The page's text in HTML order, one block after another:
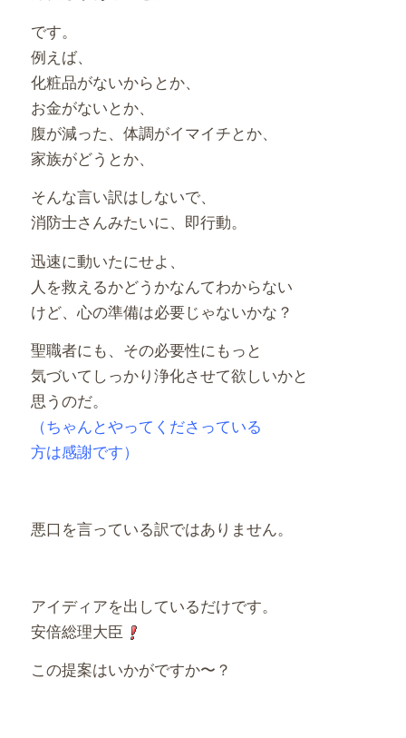
です。
例えば、
化粧品がないからとか、
お金がないとか、
腹が減った、体調がイマイチとか、
家族がどうとか、
そんな言い訳はしないで、
消防士さんみたいに、即行動。
迅速に動いたにせよ、
人を救えるかどうかなんてわからない
けど、心の準備は必要じゃないかな？
聖職者にも、その必要性にもっと
気づいてしっかり浄化させて欲しいかと
思うのだ。
（ちゃんとやってくださっている
方は感謝です）
悪口を言っている訳ではありません。
アイディアを出しているだけです。
安倍総理大臣
この提案はいかがですか〜？